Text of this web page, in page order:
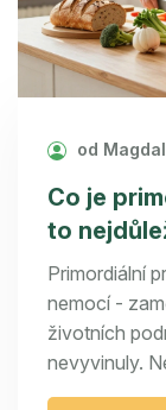
od
Co je
to
zdravý
Primordiální
nemocí -
životních
nevyvinuly.
od narození.